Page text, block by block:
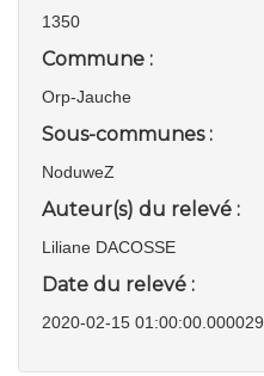
1350
Commune :
Orp-Jauche
Sous-communes :
NoduweZ
Auteur(s) du relevé :
Liliane DACOSSE
Date du relevé :
2020-02-15 01:00:00.000029